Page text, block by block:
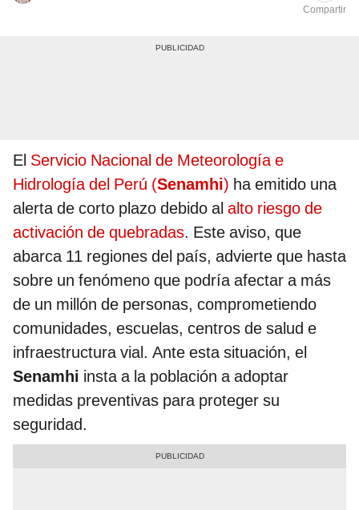
Compartir
El Servicio Nacional de Meteorología e
Hidrología del Perú (Senamhi) ha emitido una
alerta de corto plazo debido al alto riesgo de
activación de quebradas. Este aviso, que
abarca 11 regiones del país, advierte que hasta
sobre un fenómeno que podría afectar a más
de un millón de personas, comprometiendo
comunidades, escuelas, centros de salud e
infraestructura vial. Ante esta situación, el
Senamhi insta a la población a adoptar
medidas preventivas para proteger su
seguridad.